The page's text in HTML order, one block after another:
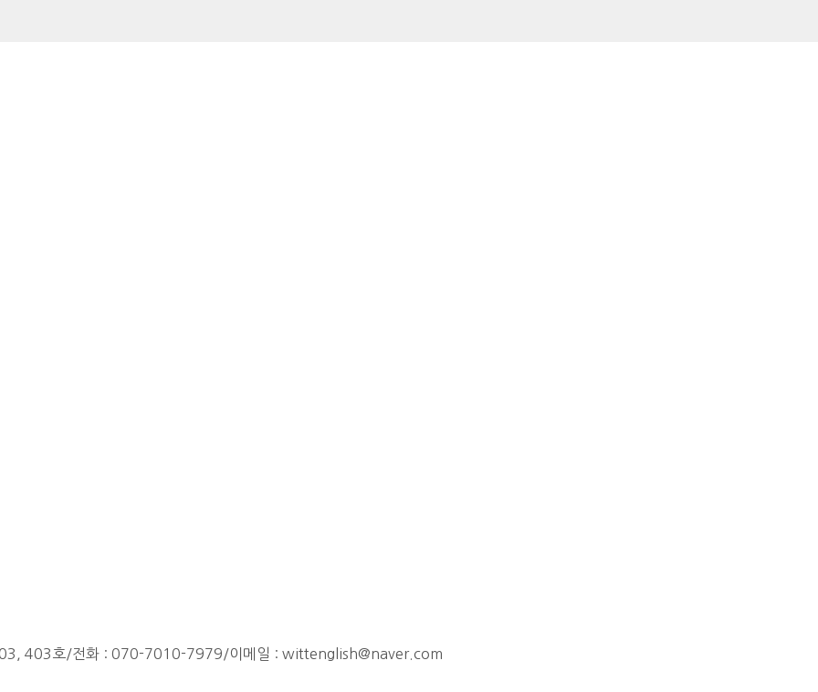
403호/전화 : 070-7010-7979/이메일 : wittenglish@naver.com